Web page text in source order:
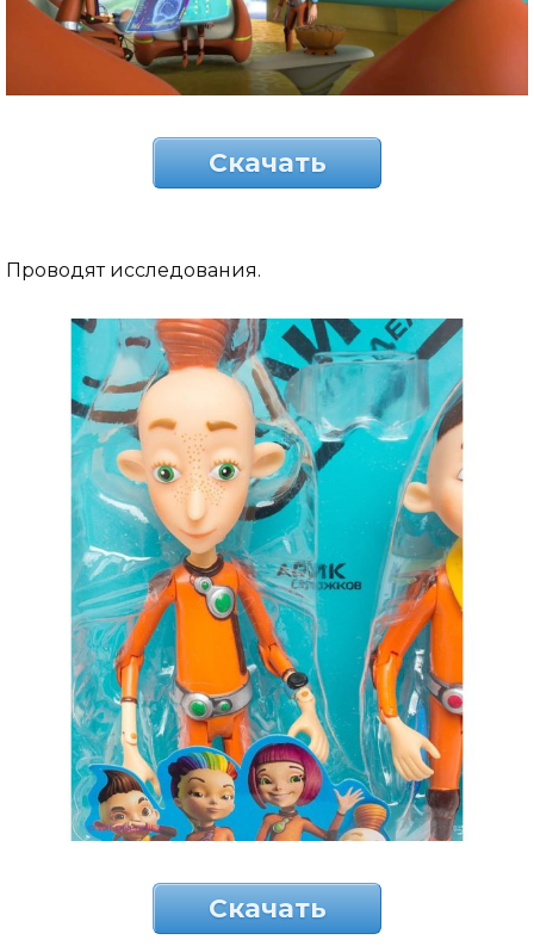
Скачать
Проводят исследования.
Скачать